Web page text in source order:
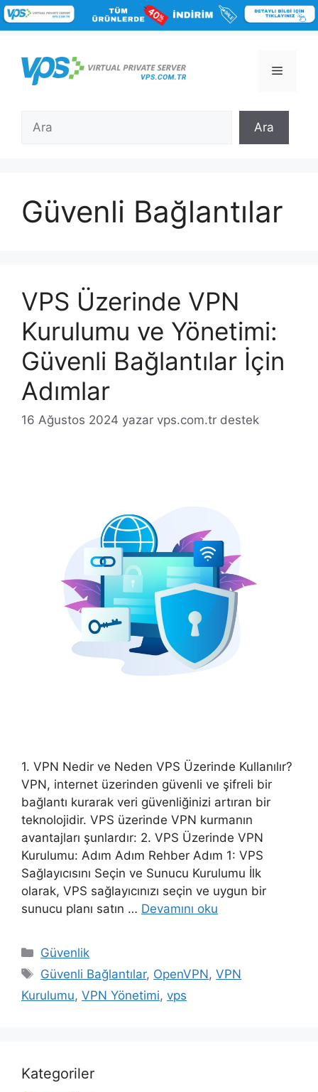
İçeriğe
atla
Menü
Ara
Güvenli Bağlantılar
VPS Üzerinde VPN
Kurulumu ve Yönetimi:
Güvenli Bağlantılar İçin
Adımlar
16 Ağustos 2024 yazar vps.com.tr destek
1. VPN Nedir ve Neden VPS Üzerinde Kullanılır?
VPN, internet üzerinden güvenli ve şifreli bir
bağlantı kurarak veri güvenliğinizi artıran bir
teknolojidir. VPS üzerinde VPN kurmanın
avantajları şunlardır: 2. VPS Üzerinde VPN
Kurulumu: Adım Adım Rehber Adım 1: VPS
Sağlayıcısını Seçin ve Sunucu Kurulumu İlk
olarak, VPS sağlayıcınızı seçin ve uygun bir
sunucu planı satın … Devamını oku
Kategoriler
Güvenlik
Etiketler
Güvenli Bağlantılar, OpenVPN,VPN
Kurulumu, VPN Yönetimi, vps
Kategoriler